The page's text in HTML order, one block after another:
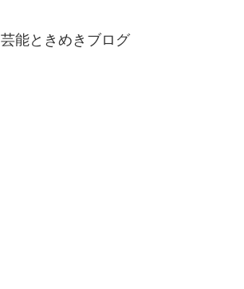
芸能ときめきブログ